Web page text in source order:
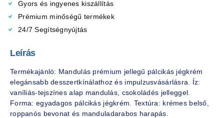
Gyors és ingyenes kiszállítás
Prémium minőségű termékek
24/7 Segítségnyújtás
Leírás
Termékajánló: Mandulás prémium jellegű pálcikás jégkrém
elegánsabb desszertkínálathoz és impulzusvásárlásra. Íz:
vaníliás-tejszínes alap mandulás, csokoládés jelleggel.
Forma: egyadagos pálcikás jégkrém. Textúra: krémes belső,
roppanós bevonat és manduladarabos harapás.